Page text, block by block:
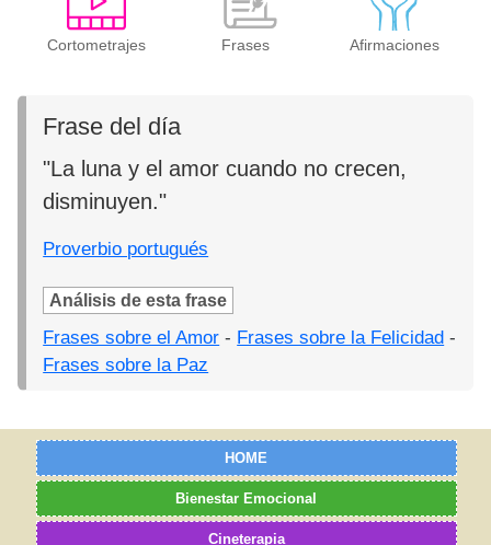
Cortometrajes Frases Afirmaciones
Frase del día
"La luna y el amor cuando no crecen,
disminuyen."
Proverbio portugués
Análisis de esta frase
Frases sobre el Amor - Frases sobre la Felicidad -
Frases sobre la Paz
HOME
Bienestar Emocional
Cineterapia